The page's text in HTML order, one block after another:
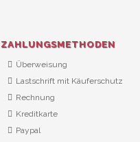
ZAHLUNGSMETHODEN
Überweisung
Lastschrift mit Käuferschutz
Rechnung
Kreditkarte
Paypal